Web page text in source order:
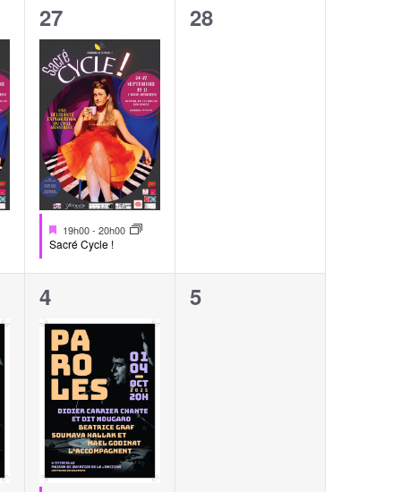
1
évènement,
27
Mis
en
19h00-20h00
Sacré Cycle !
0
28
1
évènement,
4
0
5